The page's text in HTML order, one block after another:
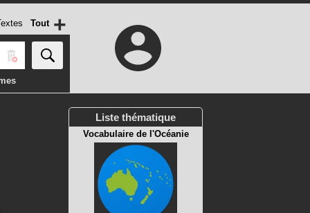
Tout +
Liste thématique
Vocabulaire de l'Océanie